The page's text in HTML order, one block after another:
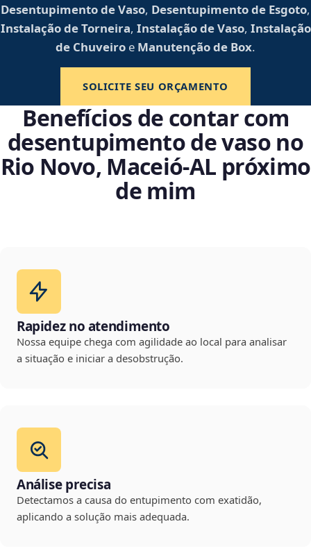
Desentupimento de Vaso, Desentupimento de Esgoto,
Instalação de Torneira, Instalação de Vaso, Instalação
de Chuveiro e Manutenção de Box.
SOLICITE SEU ORÇAMENTO
Benefícios de contar com
desentupimento de vaso no
Rio Novo, Maceió‑AL próximo
de mim
Rapidez no atendimento
Nossa equipe chega com agilidade ao local para analisar
a situação e iniciar a desobstrução.
Análise precisa
Detectamos a causa do entupimento com exatidão,
aplicando a solução mais adequada.